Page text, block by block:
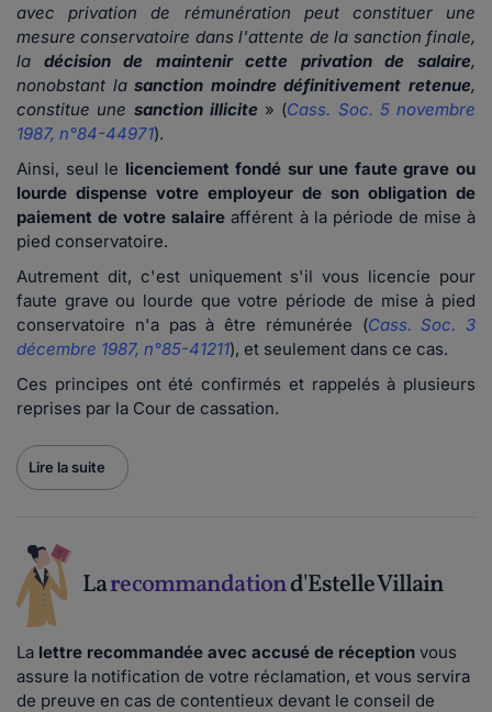
avec privation de rémunération peut constituer une
mesure conservatoire dans l'attente de la sanction finale,
la décision de maintenir cette privation de salaire,
nonobstant lasanction moindre définitivement retenue,
constitue une sanction illicite » (Cass. Soc. 5 novembre
1987, n°84-44971).
Ainsi, seul le licenciement fondé sur une faute grave ou
lourde dispense votre employeur de son obligation de
paiement de votre salaire afférent à la période de mise à
pied conservatoire.
Autrement dit, c'est uniquement s'il vous licencie pour
faute grave ou lourde que votre période de mise à pied
conservatoire n'a pas à être rémunérée (Cass. Soc. 3
décembre 1987, n°85-41211), et seulement dans ce cas.
Ces principes ont été confirmés et rappelés à plusieurs
reprises par la Cour de cassation.
Lire la suite
Larecommandationd'Estelle Villain
La lettre recommandée avec accusé de réception vous
assure la notification de votre réclamation, et vous servira
de preuve en cas de contentieux devant le conseil de